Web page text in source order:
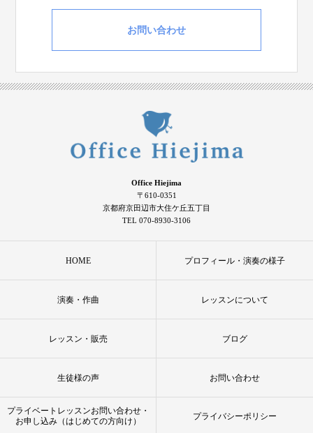
お問い合わせ
Office Hiejima
〒610-0351
京都府京田辺市大住ケ丘五丁目
TEL 070-8930-3106
HOME プロフィール・演奏の様子
演奏・作曲 レッスンについて
レッスン・販売 ブログ
生徒様の声 お問い合わせ
プライベートレッスンお問い合わせ・
お申し込み（はじめての方向け）
プライバシーポリシー